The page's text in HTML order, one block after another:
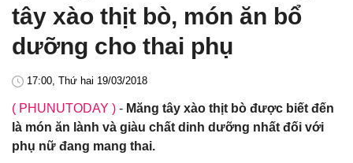
tây xào thịt bò, món ăn bổ
dưỡng cho thai phụ
17:00, Thứ hai 19/03/2018
( PHUNUTODAY ) - Măng tây xào thịt bò được biết đến
là món ăn lành và giàu chất dinh dưỡng nhất đối với
phụ nữ đang mang thai.